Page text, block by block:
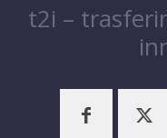
t2i –